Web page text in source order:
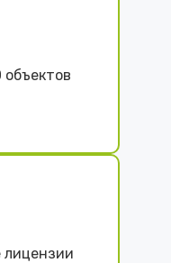
лицензии